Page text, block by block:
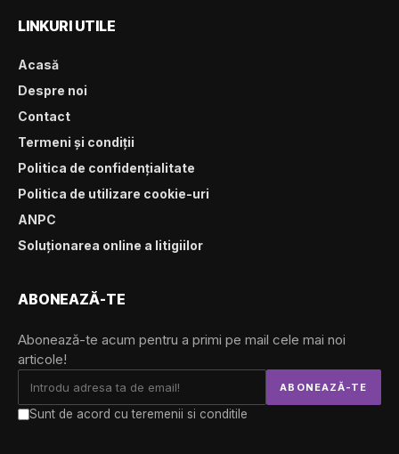
LINKURI UTILE
Acasă
Despre noi
Contact
Termeni și condiții
Politica de confidențialitate
Politica de utilizare cookie-uri
ANPC
Soluționarea online a litigiilor
ABONEAZĂ-TE
Abonează-te acum pentru a primi pe mail cele mai noi
articole!
Sunt de acord cu teremenii si conditile